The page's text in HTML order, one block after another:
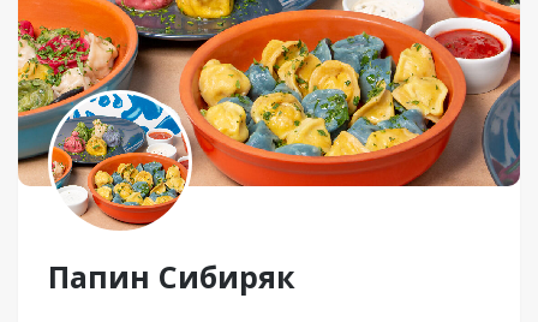
Папин Сибиряк